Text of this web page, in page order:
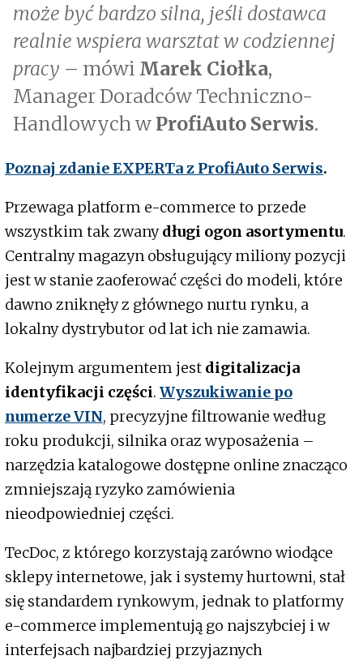
może być bardzo silna, jeśli dostawca
realnie wspiera warsztat w codziennej
pracy – mówi Marek Ciołka,
Manager Doradców Techniczno-
Handlowych w ProfiAuto Serwis.
Poznaj zdanie EXPERTa z ProfiAuto Serwis.
Przewaga platform e-commerce to przede
wszystkim tak zwanydługi ogon asortymentu.
Centralny magazyn obsługujący miliony pozycji
jest w stanie zaoferować części do modeli, które
dawno zniknęły z głównego nurtu rynku, a
lokalny dystrybutor od lat ich nie zamawia.
Kolejnym argumentem jest digitalizacja
identyfikacji części. Wyszukiwanie po
numerze VIN, precyzyjne filtrowanie według
roku produkcji, silnika oraz wyposażenia –
narzędzia katalogowe dostępne online znacząco
zmniejszają ryzyko zamówienia
nieodpowiedniej części.
TecDoc, z którego korzystają zarówno wiodące
sklepy internetowe, jak i systemy hurtowni, stał
się standardem rynkowym, jednak to platformy
e-commerce implementują go najszybciej i w
interfejsach najbardziej przyjaznych